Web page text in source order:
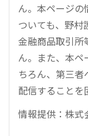
ん。本ページ
ついても、野村
金融商品取引所
ん。また、本ペ
ちろん、第三
配信することを
情報提供：株式